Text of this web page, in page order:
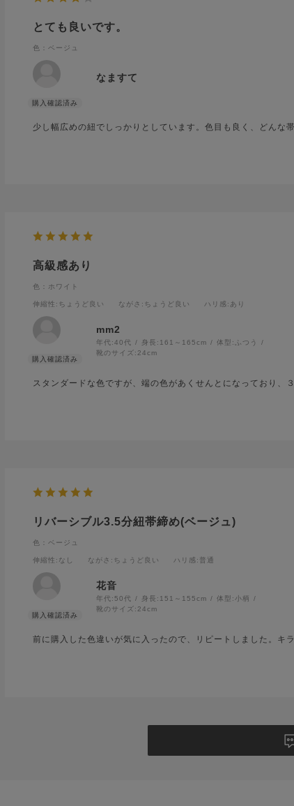
とても良いです。
色：ベージュ
なますて
少し幅広めの紐でしっかりとしています。色目も良く、どんな
高級感あり
色：ホワイト
伸縮性 :ちょうど良い ながさ :ちょうど良い ハリ感:あり
mm2
年代:40代 身長: 161～165cm 体型: ふつう
靴のサイズ: 24cm
スタンダードな色ですが、端の色があくせんとになっており、
リバーシブル3.5分紐帯締め(ベージュ)
色：ベージュ
伸縮性 :なし ながさ :ちょうど良い ハリ感:普通
花音
年代: 50代 身長: 151～155cm 体型:小柄
靴のサイズ:24cm
前に購入した色違いが気に入ったので、リピートしました。キ